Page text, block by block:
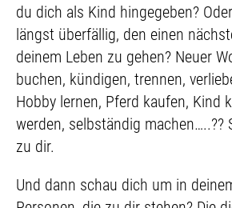
du dich als Kind hingegeben?
längst überfällig, den einen
deinem Leben zu gehen? Neuer
buchen, kündigen, trennen,
Hobby lernen, Pferd kaufen, Kind
werden, selbständig machen…..??
zu dir.
Und dann schau dich um in